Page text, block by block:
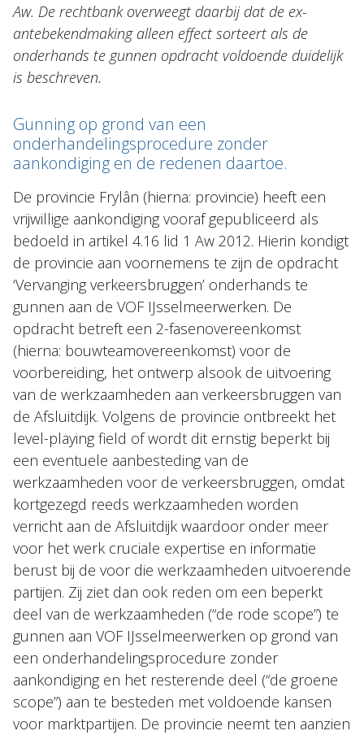
Aw. De rechtbank overweegt daarbij dat de ex-
antebekendmaking alleen effect sorteert als de
onderhands te gunnen opdracht voldoende duidelijk
is beschreven.
Gunning op grond van een
onderhandelingsprocedure zonder
aankondiging en de redenen daartoe.
De provincie Frylân (hierna: provincie) heeft een
vrijwillige aankondiging vooraf gepubliceerd als
bedoeld in artikel 4.16 lid 1 Aw 2012. Hierin kondigt
de provincie aan voornemens te zijn de opdracht
‘Vervanging verkeersbruggen’ onderhands te
gunnen aan de VOF IJsselmeerwerken. De
opdracht betreft een 2-fasenovereenkomst
(hierna: bouwteamovereenkomst) voor de
voorbereiding, het ontwerp alsook de uitvoering
van de werkzaamheden aan verkeersbruggen van
de Afsluitdijk. Volgens de provincie ontbreekt het
level-playing field of wordt dit ernstig beperkt bij
een eventuele aanbesteding van de
werkzaamheden voor de verkeersbruggen, omdat
kortgezegd reeds werkzaamheden worden
verricht aan de Afsluitdijk waardoor onder meer
voor het werk cruciale expertise en informatie
berust bij de voor die werkzaamheden uitvoerende
partijen. Zij ziet dan ook reden om een beperkt
deel van de werkzaamheden (“de rode scope”) te
gunnen aan VOF IJsselmeerwerken op grond van
een onderhandelingsprocedure zonder
aankondiging en het resterende deel (“de groene
scope”) aan te besteden met voldoende kansen
voor marktpartijen. De provincie neemt ten aanzien